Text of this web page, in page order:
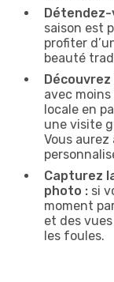
Détendez-
saison est
profiter
beauté
avec
locale en
une visite
Vous
Capturez
photo : si
moment
et des
les foules.